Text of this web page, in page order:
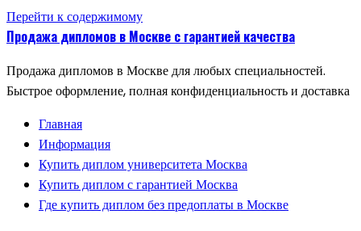
Перейти к содержимому
Продажа дипломов в Москве с гарантией качества
Продажа дипломов в Москве для любых специальностей.
Быстрое оформление, полная конфиденциальность и доставка
Главная
Информация
Купить диплом университета Москва
Купить диплом с гарантией Москва
Где купить диплом без предоплаты в Москве